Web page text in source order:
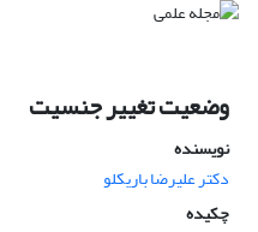
وضعیت تغییر جنسیت
نویسنده
دکتر علیرضا باریکلو
چکیده